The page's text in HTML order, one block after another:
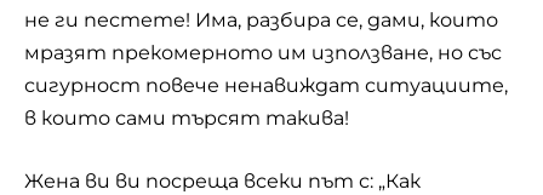
не ги пестете! Има, разбира се, дами, които
мразят прекомерното им използване, но със
сигурност повече ненавиждат ситуациите,
в които сами търсят такива!
Жена ви ви посреща всеки път с: „Как